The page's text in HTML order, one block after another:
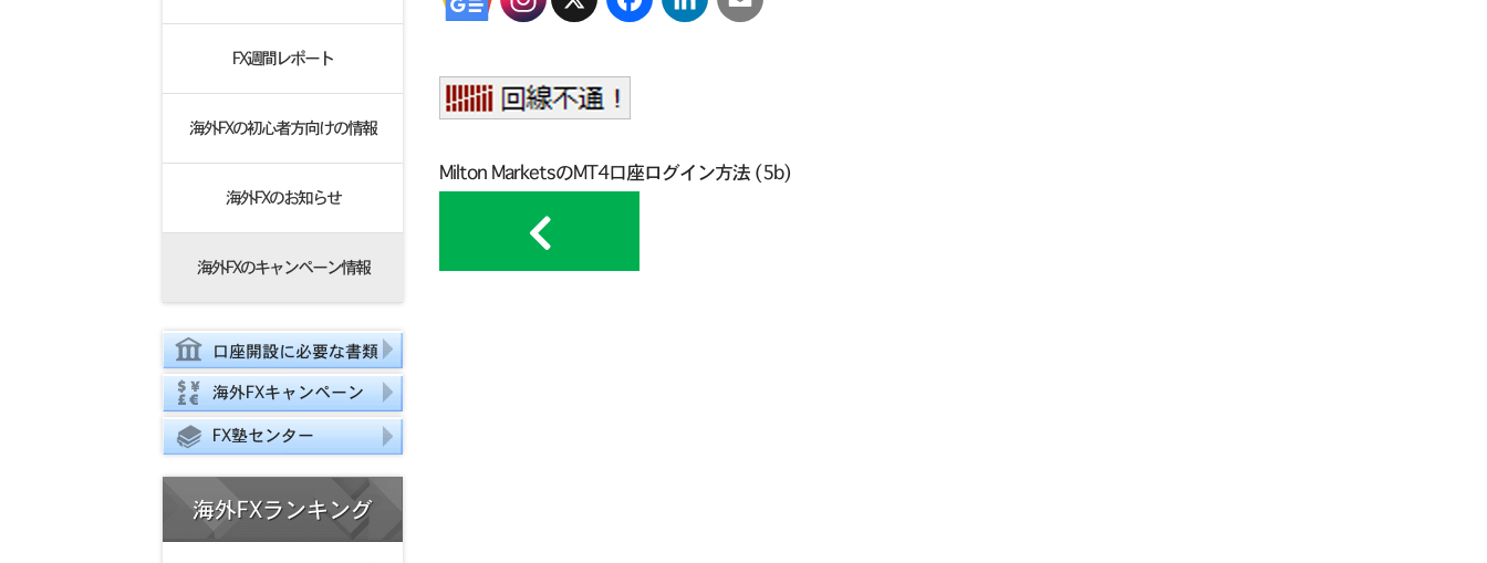
FX週間レポート
海外FXの初心者方向けの情報
海外FXのお知らせ
海外FXのキャンペーン情報
口座開設に必要な書類
海外FXキャンペーン
FX塾センター
海外FXランキング
Milton MarketsのMT4口座ログイン方法 (5b)